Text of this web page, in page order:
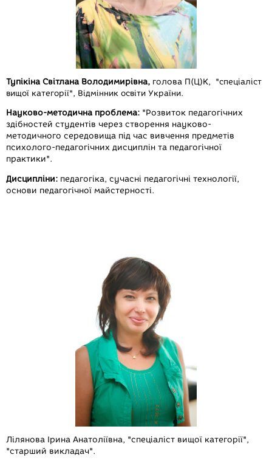
Тупікіна Світлана Володимирівна, голова П(Ц)К,
"спеціаліст
вищої категорії", Відмінник освіти України.
Науково-методична проблема: "Розвиток педагогічних
здібностей студентів через створення науково-
методичного середовища під час вивчення предметів
психолого-педагогічних дисциплін та педагогічної
практики".
Дисципліни: педагогіка, сучасні педагогічні технології,
основи педагогічної майстерності.
Лілянова Ірина Анатоліївна, "спеціаліст вищої категорії",
"старший викладач".